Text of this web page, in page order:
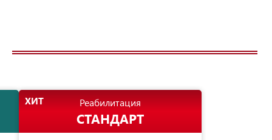
Реабилитация
СТАНДАРТ